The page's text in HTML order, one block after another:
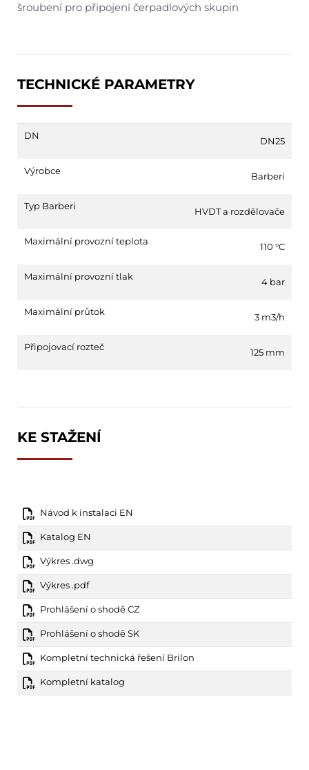
šroubení pro připojení čerpadlových skupin
TECHNICKÉ PARAMETRY
DN DN25
Výrobce Barberi
Typ Barberi HVDT a rozdělovače
Maximální provozní teplota 110 °C
Maximální provozní tlak 4 bar
Maximální průtok 3 m3/h
Připojovací rozteč 125 mm
KE STAŽENÍ
Návod k instalaci EN
Katalog EN
Výkres .dwg
Výkres .pdf
Prohlášení o shodě CZ
Prohlášení o shodě SK
Kompletní technická řešení Brilon
Kompletní katalog